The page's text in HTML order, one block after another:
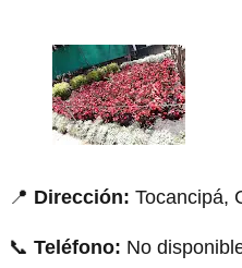
📍 Dirección: Tocancipá,
📞 Teléfono: No